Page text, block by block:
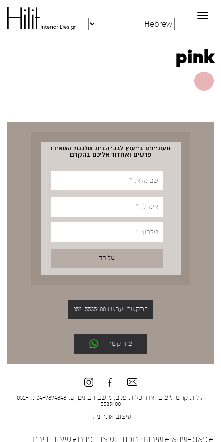
Toggle
navigation
pink
מעוניינים בייעוץ לגבי הבית שלכם? השאירו
פרטים ואחזור אליכם בהקדם
התקשרו עכשיו 052-5535400
צור קשר
הילית קרש עיצוב ואדריכלות פנים, מושב הבונים, ט: 04-9894848 נ: 052-
5535400
עיצוב אתר מוזי
#פאנג-שוואי#שירותי תכנון ועיצוב פנים#עיצוב דירת